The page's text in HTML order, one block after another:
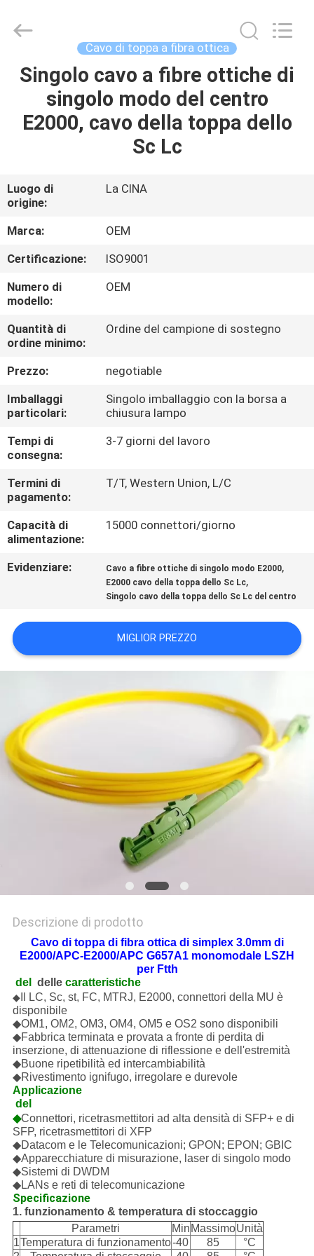
CASA
PRODOTTI
A
NOI
GIRO
DELLA
FABBRICA
CONTROLLO
DI
QUALITÀ
CONTATTICI
NOTIZIE
CASI
MAPPA
SITO
PRIVACY
Road
Enterprise
Rights
Cavo di toppa a fibra ottica
Singolo cavo a fibre ottiche di
singolo modo del centro
E2000, cavo della toppa dello
Sc Lc
Luogo di
origine:
La CINA
Marca:
OEM
Certificazione:
ISO9001
Numero di
modello:
OEM
Quantità di
ordine minimo:
Ordine del campione di sostegno
Prezzo:
negotiable
Imballaggi
particolari:
Singolo imballaggio con la borsa a
chiusura lampo
Tempi di
consegna:
3-7 giorni del lavoro
Termini di
pagamento:
T/T, Western Union, L/C
Capacità di
alimentazione:
15000 connettori/giorno
Evidenziare: Cavo a fibre ottiche di singolo modo E2000,
E2000 cavo della toppa dello Sc Lc,
Singolo cavo della toppa dello Sc Lc del centro
MIGLIOR PREZZO
Descrizione di prodotto
Cavo di toppa di fibra ottica di simplex 3.0mm di
E2000/APC-E2000/APC G657A1 monomodale LSZH
per Ftth
del
delle caratteristiche
◆Il LC, Sc, st, FC, MTRJ, E2000, connettori della MU è
disponibile
◆OM1, OM2, OM3, OM4, OM5 e OS2 sono disponibili
◆Fabbrica terminata e provata a fronte di perdita di
inserzione, di attenuazione di riflessione e dell'estremità
◆Buone ripetibilità ed intercambiabilità
◆Rivestimento ignifugo, irregolare e durevole
Applicazione
del
◆Connettori, ricetrasmettitori ad alta densità di SFP+ e di
SFP, ricetrasmettitori di XFP
◆Datacom e le Telecomunicazioni; GPON; EPON; GBIC
◆Apparecchiature di misurazione, laser di singolo modo
◆Sistemi di DWDM
◆LANs e reti di telecomunicazione
Specificazione
1. funzionamento & temperatura di stoccaggio
Parametri
Min MassimoUnità
1Temperatura di funzionamento-40 85
°C